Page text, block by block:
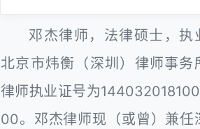
邓杰律师，法律硕士，执
北京市炜衡（深圳）律师事务
律师执业证号为
00。邓杰律师现（或曾）兼任